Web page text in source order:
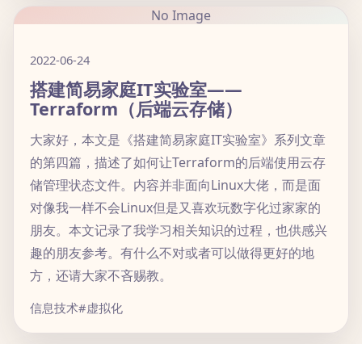
No Image
2022-06-24
搭建简易家庭IT实验室——
Terraform（后端云存储）
大家好，本文是《搭建简易家庭IT实验室》系列文章
的第四篇，描述了如何让Terraform的后端使用云存
储管理状态文件。内容并非面向Linux大佬，而是面
对像我一样不会Linux但是又喜欢玩数字化过家家的
朋友。本文记录了我学习相关知识的过程，也供感兴
趣的朋友参考。有什么不对或者可以做得更好的地
方，还请大家不吝赐教。
信息技术#虚拟化